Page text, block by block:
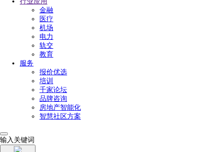
金融
医疗
机场
电力
轨交
教育
服务
报价优选
培训
千家论坛
品牌咨询
房地产智能化
智慧社区方案
输入关键词